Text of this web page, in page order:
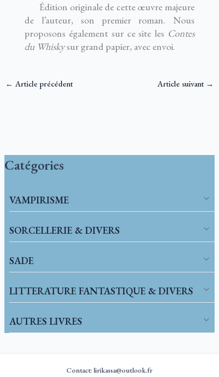
Catégories
VAMPIRISME
SORCELLERIE & DIVERS
SADE
LITTERATURE FANTASTIQUE & DIVERS
AUTRES LIVRES
Édition originale de cette œuvre majeure
de l’auteur, son premier roman. Nous
proposons également sur ce site les Contes
du Whiskysur grand papier, avec envoi.
← Article précédent Article suivant →
Contact: lirikassa@outlook.fr